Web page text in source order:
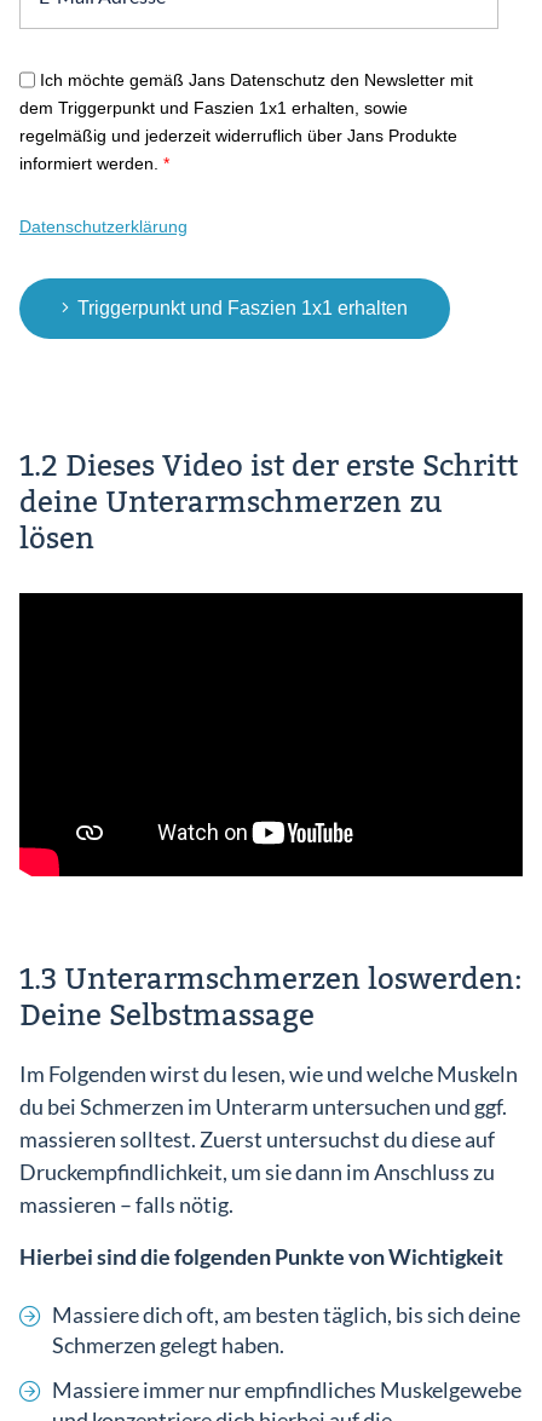
Ich möchte gemäß Jans Datenschutz den Newsletter mit
dem Triggerpunkt und Faszien 1x1 erhalten, sowie
regelmäßig und jederzeit widerruflich über Jans Produkte
informiert werden. *
Datenschutzerklärung
Triggerpunkt und Faszien 1x1 erhalten
1.2 Dieses Video ist der erste Schritt
deine Unterarmschmerzen zu
lösen
1.3 Unterarmschmerzen loswerden:
Deine Selbstmassage
Im Folgenden wirst du lesen, wie und welche Muskeln
du bei Schmerzen im Unterarm untersuchen und ggf.
massieren solltest. Zuerst untersuchst du diese auf
Druckempfindlichkeit, um sie dann im Anschluss zu
massieren – falls nötig.
Hierbei sind die folgenden Punkte von Wichtigkeit
Massiere dich oft, am besten täglich, bis sich deine
Schmerzen gelegt haben.
Massiere immer nur empfindliches Muskelgewebe